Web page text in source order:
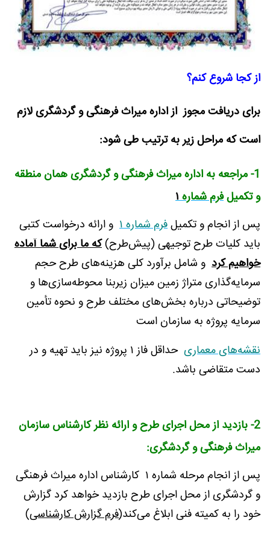
از کجا شروع کنم؟
برای دریافت مجوز از اداره میراث فرهنگی و گردشگری لازم
است که مراحل زیر به ترتیب طی شود:
1- مراجعه به اداره میراث فرهنگی و گردشگری همان منطقه
و تکمیلفرم شماره۱
پس از انجام و تکمیلفرم شماره ۱ و ارائه درخواست کتبی
باید کلیات طرح توجیهی (پیش‌طرح)که ما برای شما آماده
خواهیم کرد و شامل برآورد کلی هزینه‌های طرح حجم
سرمایه‌گذاری متراژ زمین میزان زیربنا محوطه‌سازی‌ها و
توضیحاتی درباره بخش‌های مختلف طرح و نحوه تأمین
سرمایه پروژه به سازمان است
نقشه‌های معماری
حداقل فاز ۱ پروژه نیز باید تهیه و در
دست متقاضی باشد.
2- بازدید از محل اجرای طرح و ارائه نظر کارشناس سازمان
میراث فرهنگی و گردشگری:
پس از انجام مرحله شماره ۱ کارشناس اداره میراث فرهنگی
و گردشگری از محل اجرای طرح بازدید خواهد کرد گزارش
خود را به کمیته فنی ابلاغ می‌کند(فرم گزارش کارشناسی)